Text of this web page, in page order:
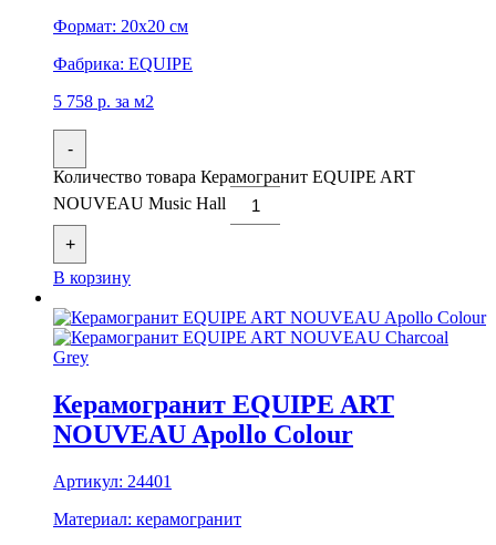
Формат: 20x20 см
Фабрика: EQUIPE
5 758 р. за м2
-
Количество товара Керамогранит EQUIPE ART
NOUVEAU Music Hall
+
В корзину
Керамогранит EQUIPE ART
NOUVEAU Apollo Colour
Артикул: 24401
Материал: керамогранит